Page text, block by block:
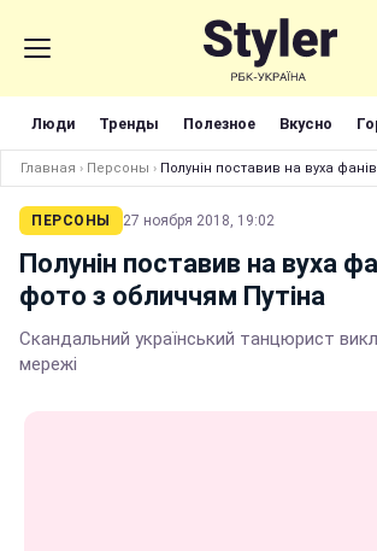
Люди Тренды Полезное Вкусно
Главная › Персоны › Полунін поставив на вуха
ПЕРСОНЫ 27 ноября 2018, 19:02
Полунін поставив на вуха
фото з обличчям Путіна
Скандальний український танцюрист
мережі